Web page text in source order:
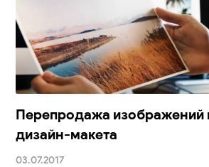
Перепродажа изображений
дизайн-макета
03.07.2017